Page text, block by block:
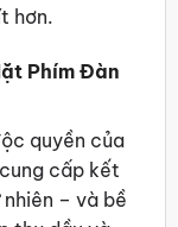
hơn.
Phím Đàn
quyền của
cấp kết
– và bề